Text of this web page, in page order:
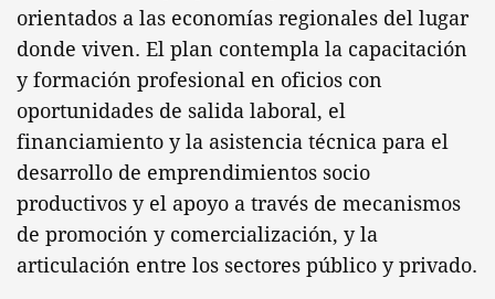
orientados a las economías regionales del lugar
donde viven. El plan contempla la capacitación
y formación profesional en oficios con
oportunidades de salida laboral, el
financiamiento y la asistencia técnica para el
desarrollo de emprendimientos socio
productivos y el apoyo a través de mecanismos
de promoción y comercialización, y la
articulación entre los sectores público y privado.